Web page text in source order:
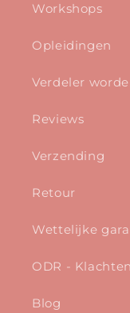
Workshops
Opleidingen
Verdeler
Reviews
Verzending
Retour
Wettelijke
ODR - Klachten
Blog